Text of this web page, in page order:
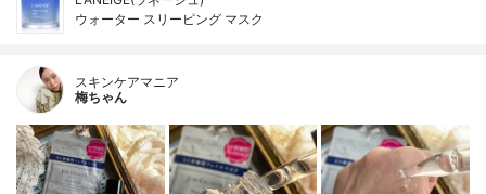
ウォーター スリーピング マスク
スキンケアマニア
梅ちゃん